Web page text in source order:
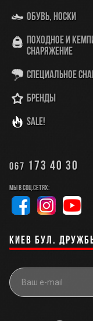
Обувь, носки
Походное и
снаряжение
Специальное
Бренды
SALE!
067 173 40 30
Мы в соц.сетях:
Киев бул.